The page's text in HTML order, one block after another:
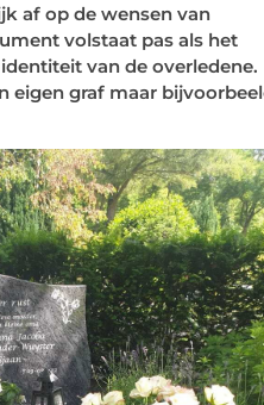
af op de wensen van
volstaat pas als het
van de overledene.
eigen graf maar